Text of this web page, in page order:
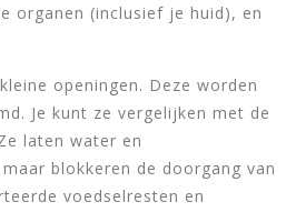
organen (inclusief je huid), en
openingen. Deze worden
Je kunt ze vergelijken met de
laten water en
blokkeren de doorgang van
voedselresten en